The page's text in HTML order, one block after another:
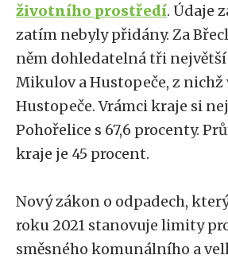
životního prostředí. Údaje
zatím nebyly přidány. Za
něm dohledatelná tři největší
Mikulov a Hustopeče, z nichž
Hustopeče. Vrámci kraje si
Pohořelice s 67,6 procenty.
kraje je 45 procent.
Nový zákon o odpadech,
roku 2021 stanovuje limity
směsného komunálního a